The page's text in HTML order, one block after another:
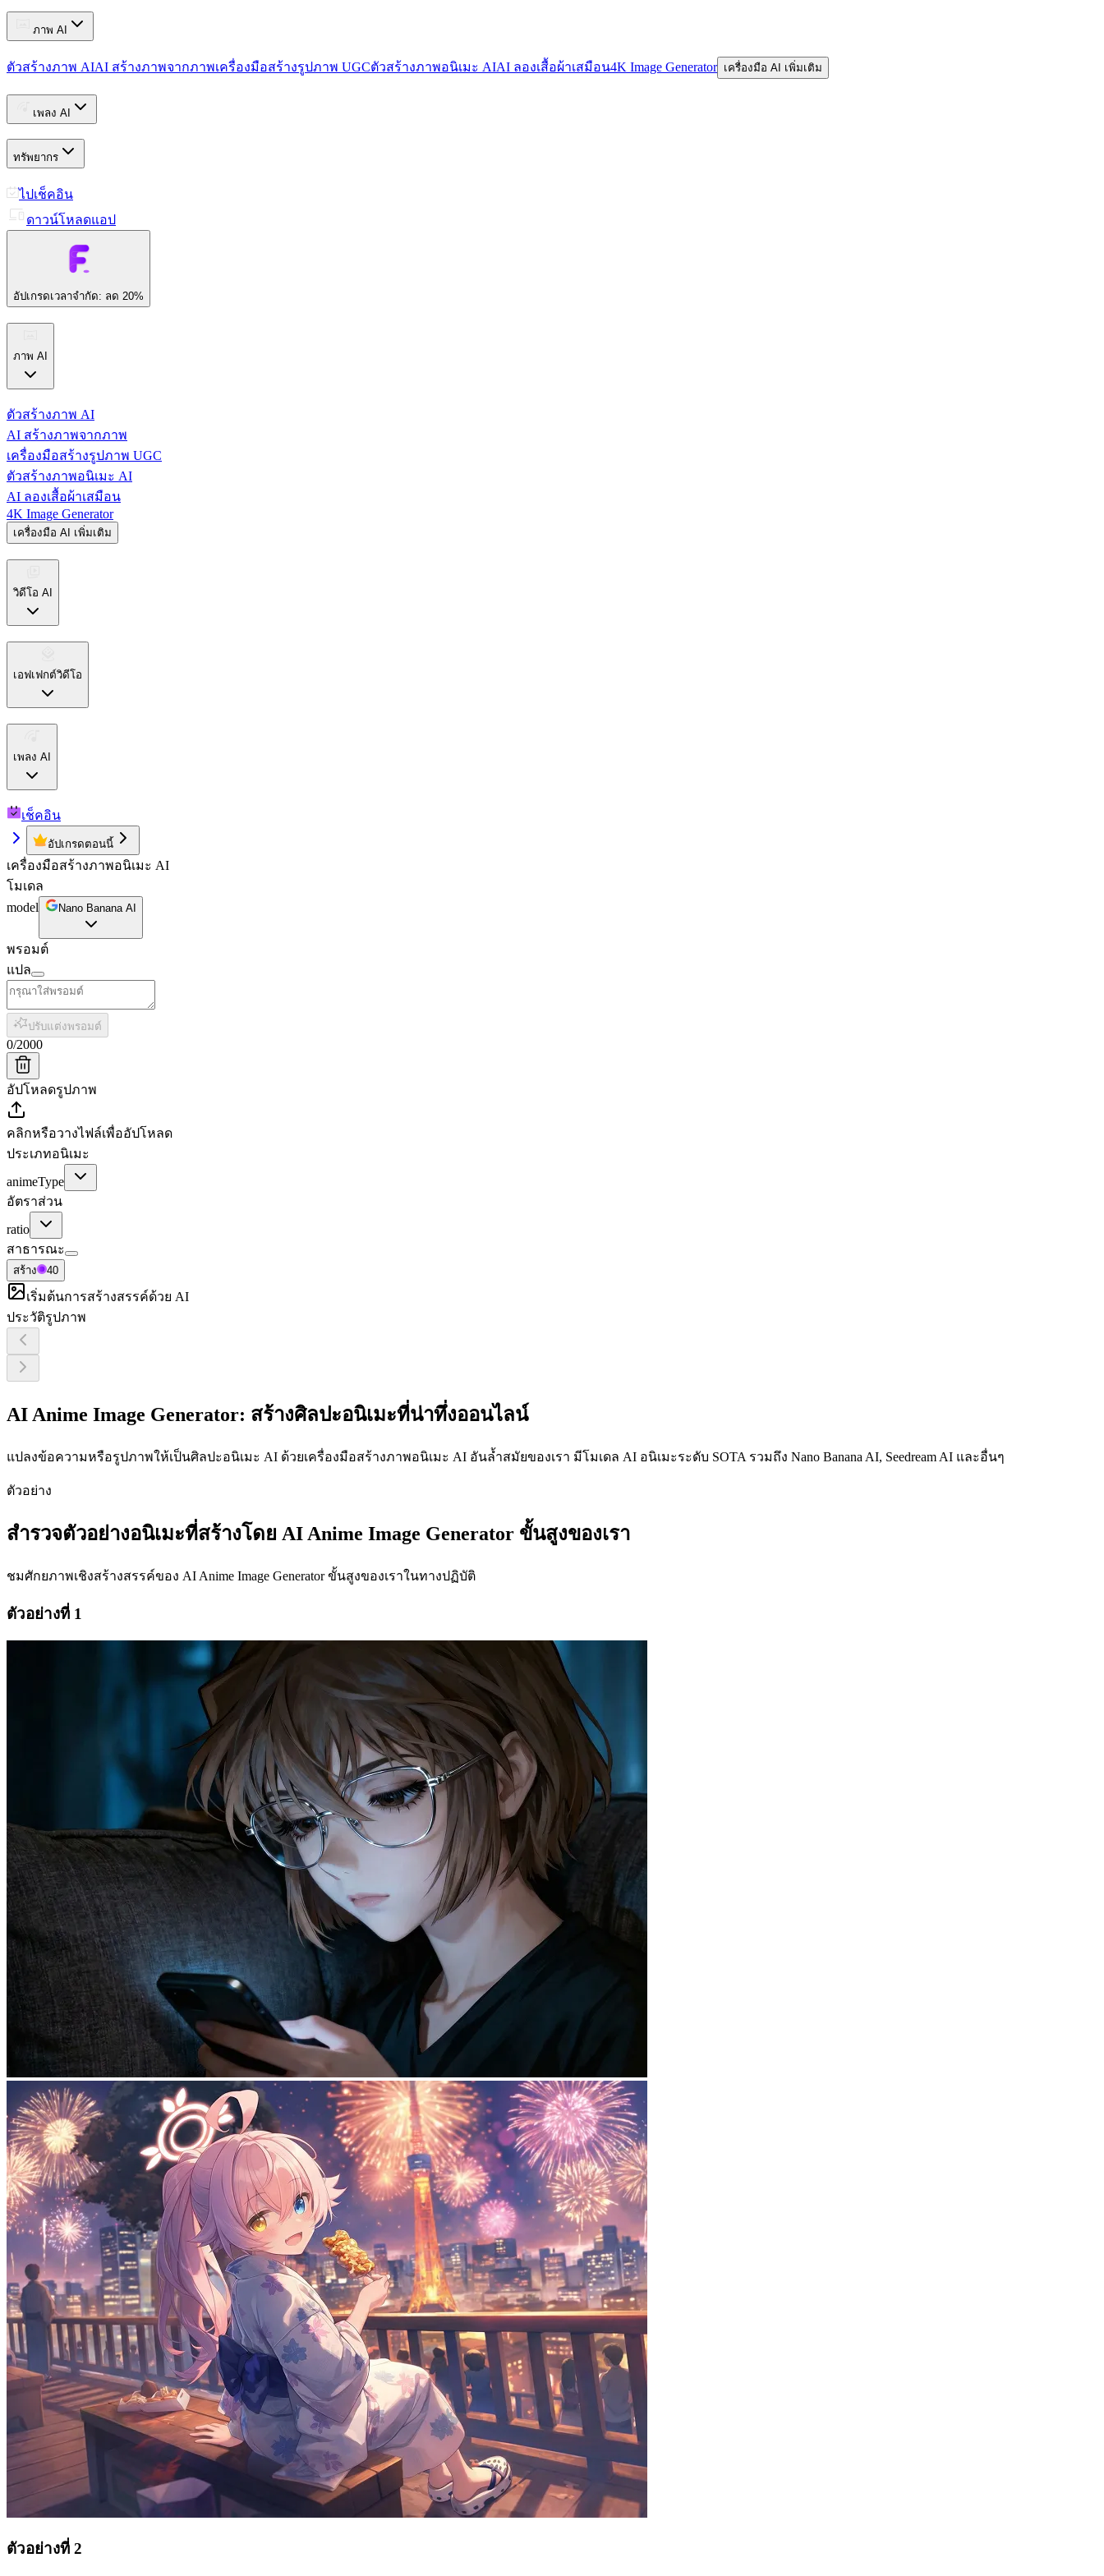
ภาพ AI
ตัวสร้างภาพ AIAI สร้างภาพจากภาพเครื่องมือสร้างรูปภาพ UGCตัวสร้างภาพอนิเมะ AIAI ลองเสื้อผ้าเสมือน4K Image Generator เครื่องมือ AI เพิ่มเติม
เพลง AI
ทรัพยากร
ไปเช็คอิน
ดาวน์โหลดแอป
อัปเกรดเวลาจำกัด: ลด 20%
ภาพ AI
ตัวสร้างภาพ AI
AI สร้างภาพจากภาพ
เครื่องมือสร้างรูปภาพ UGC
ตัวสร้างภาพอนิเมะ AI
AI ลองเสื้อผ้าเสมือน
4K Image Generator
เครื่องมือ AI เพิ่มเติม
วิดีโอ AI
เอฟเฟกต์วิดีโอ
เพลง AI
เช็คอิน
อัปเกรดตอนนี้
เครื่องมือสร้างภาพอนิเมะ AI
โมเดล
model
Nano Banana AI
พรอมต์
แปล
ปรับแต่งพรอมต์
0/2000
อัปโหลดรูปภาพ
คลิกหรือวางไฟล์เพื่ออัปโหลด
ประเภทอนิเมะ
animeType
อัตราส่วน
ratio
สาธารณะ
สร้าง 40
เริ่มต้นการสร้างสรรค์ด้วย AI
ประวัติรูปภาพ
AI Anime Image Generator: สร้างศิลปะอนิเมะที่น่าทึ่งออนไลน์
แปลงข้อความหรือรูปภาพให้เป็นศิลปะอนิเมะ AI ด้วยเครื่องมือสร้างภาพอนิเมะ AI อันล้ำสมัยของเรา มีโมเดล AI อนิเมะระดับ SOTA รวมถึง Nano Banana AI, Seedream AI และอื่นๆ
ตัวอย่าง
สำรวจตัวอย่างอนิเมะที่สร้างโดย AI Anime Image Generator ขั้นสูงของเรา
ชมศักยภาพเชิงสร้างสรรค์ของ AI Anime Image Generator ขั้นสูงของเราในทางปฏิบัติ
ตัวอย่างที่ 1
ตัวอย่างที่ 2